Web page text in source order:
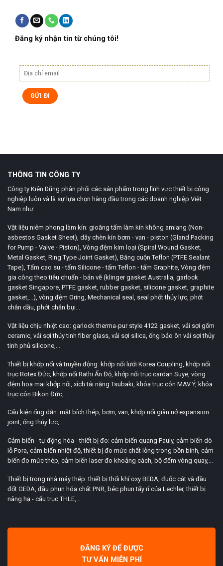
Đăng ký nhận tin từ chúng tôi!
THÔNG TIN CÔNG TY
Công ty Kiên Dũng phân phối các sản phẩm trong lĩnh vực thiết bị công
nghiệp luôn và là sự lựa chọn hàng đầu trong các doanh nghiệp Việt
Nam như:
Vật liệu niêm phong làm kín: gioăng tấm làm kín không amiang (Non-
asbestos Gasket Sheet), dây chèn kín bơm - van - piston (Gland Packing
for Pump - Valve - Piston), Vòng đệm kim loại (Spiral Wound Gasket,
Metal Gasket, Ring Type Joint Gasket), Băng cuộn Teflon (PTFE Sealant
Tape), Tấm cao su - tấm Silicone - tấm Teflon - tấm Graphite, Vòng đệm
gia công theo tiêu chuẩn - bản vẽ (klinger gasket Australia, garlock
gasket Singapore, PTFE gasket, rubber gasket, silicone gasket, graphite
gasket,...), vòng đệm Oring, Mechanical seal, seal phốt thủy lực, phớt
chắn dầu, phớt chắn bụi...
Vật liệu chịu nhiệt cao: garlock therma-pur style 4122 gasket, vải sợi gốm
ceramic, vải sợi thủy tinh fiber glass, vải sợi silica, ống bảo ôn vải sợi thủy
tinh phủ silicone,...
Thiết bị khớp nối và truyền động: khớp nối lưới Korea Coupling, khớp nối
trục Rotex Đức, khớp nối Rathi Ấn Độ, khớp nối trục cardan Suye, vòng
đệm hoa mai khớp nối, xích tải nặng Tsubaki, khóa trục côn MAV Ý, khóa
trục côn Bikon Đức, ...
Cấu kiện ống dẫn: mặt bích thép, bơm, van, khớp nối giãn nở expansion
joint, ống thủy lực,...
Cảm biến - tự động hóa - thiết bị đo: cảm biến quang Pauly, cảm biến dò
lỗ Pora, cảm biến nhiệt độ, thiết bị đo mức chất lỏng trong bồn bình, cảm
biến đo mức thép, cảm biến laser đo khoảng cách, bộ đếm vòng quay,...
Thiết bị trong nhà máy thép: thiết bị thổi khí oxy BEDA, đuốc cắt và đầu
đốt GEDA, đầu phun hóa chất PNR, béc phun tẩy rỉ của Lechler, thiết bị
nâng hạ - cẩu trục THLE,...
ĐĂNG KÝ ĐỂ ĐƯỢC
TƯ VẤN MIỄN PHÍ